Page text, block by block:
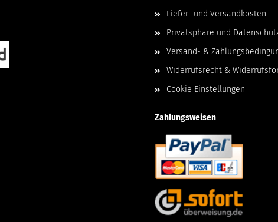
Liefer- und Versandkosten
Privatsphäre und
Versand- &
Widerrufsrecht &
Cookie Einstellungen
Zahlungsweisen